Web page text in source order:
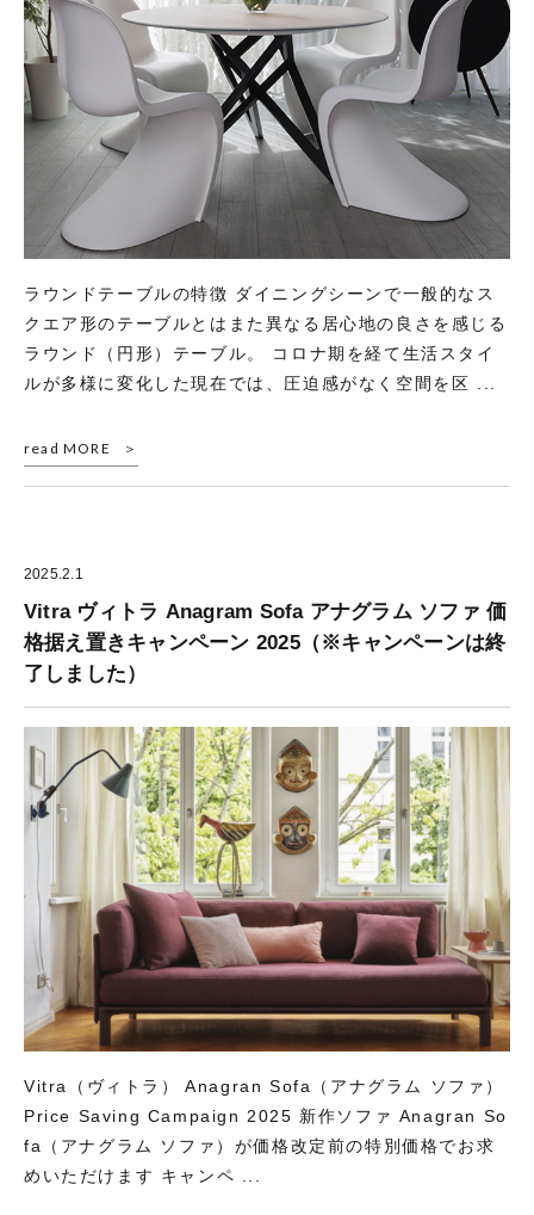
ラウンドテーブルの特徴 ダイニングシーンで一般的なス
クエア形のテーブルとはまた異なる居心地の良さを感じる
ラウンド（円形）テーブル。 コロナ期を経て生活スタイ
ルが多様に変化した現在では、圧迫感がなく空間を区 ...
read MORE
2025.2.1
Vitra ヴィトラ Anagram Sofa アナグラム ソファ 価
格据え置きキャンペーン 2025（※キャンペーンは終
了しました）
Vitra（ヴィトラ） Anagran Sofa（アナグラム ソファ）
Price Saving Campaign 2025 新作ソファ Anagran So
fa（アナグラム ソファ）が価格改定前の特別価格でお求
めいただけます キャンペ ...